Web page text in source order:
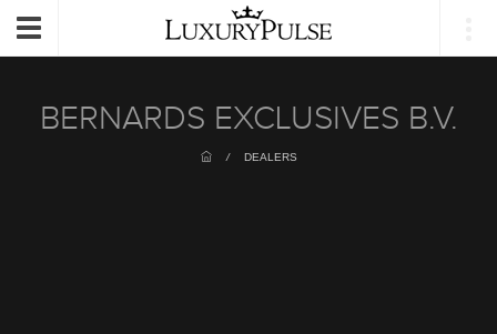
Toggle
BERNARDS EXCLUSIVES B.V.
/ DEALERS